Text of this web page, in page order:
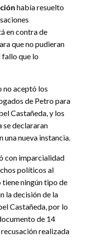
había resuelto
en contra de
que no pudieran
fallo que lo
no aceptó los
de Petro para
Castañeda, y los
se declararan
una nueva instancia.
con imparcialidad
políticos al
tiene ningún tipo de
la decisión de la
Castañeda, por lo
de 14
realizada